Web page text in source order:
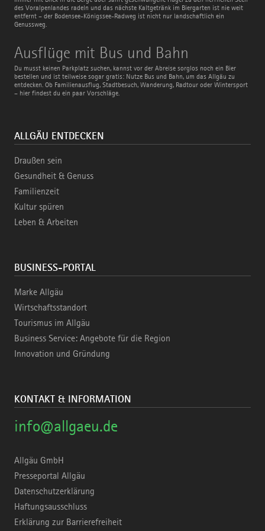
des Voralpenlandes radeln und das nächste Kaltgetränk im Biergarten ist nie weit
entfernt – der Bodensee-Königssee-Radweg ist nicht nur landschaftlich ein
Genussweg.
Ausflüge mit Bus und Bahn
Du musst keinen Parkplatz suchen, kannst vor der Abreise sorglos noch ein Bier
bestellen und ist teilweise sogar gratis: Nutze Bus und Bahn, um das Allgäu zu
entdecken. Ob Familienausflug, Stadtbesuch, Wanderung, Radtour oder Wintersport
– hier findest du ein paar Vorschläge.
Ausflüge
mit
Bus
und
Bahn
ALLGÄU ENTDECKEN
Draußen sein
Gesundheit & Genuss
Familienzeit
Kultur spüren
Leben & Arbeiten
BUSINESS-PORTAL
Marke Allgäu
Wirtschaftsstandort
Tourismus im Allgäu
Business Service: Angebote für die Region
Innovation und Gründung
KONTAKT & INFORMATION
info@allgaeu.de
Allgäu GmbH
Presseportal Allgäu
Datenschutzerklärung
Haftungsausschluss
Erklärung zur Barrierefreiheit